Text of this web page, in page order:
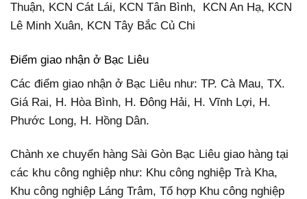
Thuận, KCN Cát Lái, KCN Tân Bình, KCN An Hạ, KCN
Lê Minh Xuân, KCN Tây Bắc Củ Chi
Điểm giao nhận ở Bạc Liêu
Các điểm giao nhận ở Bạc Liêu như: TP. Cà Mau, TX.
Giá Rai, H. Hòa Bình, H. Đông Hải, H. Vĩnh Lợi, H.
Phước Long, H. Hồng Dân.
Chành xe chuyển hàng Sài Gòn Bạc Liêu giao hàng tại
các khu công nghiệp như: Khu công nghiệp Trà Kha,
Khu công nghiệp Láng Trâm, Tổ hợp Khu công nghiệp